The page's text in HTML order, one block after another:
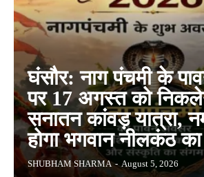
घंसौर: नाग पंचमी के
पर 17 अगस्त को
सनातन कांवड़ यात्रा,
होगा भगवान नीलकंठ
SHUBHAM SHARMA - August 5, 2026